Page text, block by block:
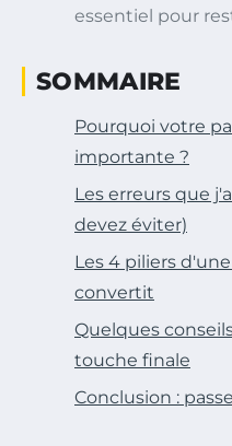
essentiel pour
SOMMAIRE
Pourquoi votre
importante ?
Les erreurs que
devez éviter)
Les 4 piliers
convertit
Quelques
touche finale
Conclusion :